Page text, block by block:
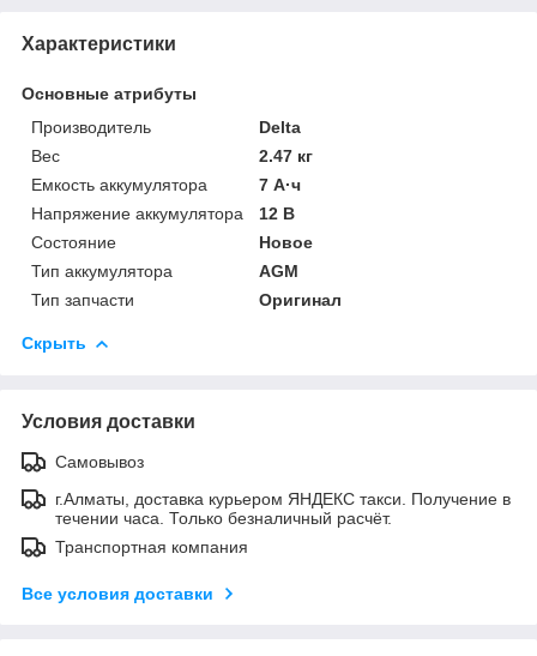
Характеристики
Основные атрибуты
Производитель
Delta
Вес
2.47 кг
Емкость аккумулятора
7 А·ч
Напряжение аккумулятора
12 В
Состояние
Новое
Тип аккумулятора
AGM
Тип запчасти
Оригинал
Скрыть
Условия доставки
Самовывоз
г.Алматы, доставка курьером ЯНДЕКС такси. Получение в
течении часа. Только безналичный расчёт.
Транспортная компания
Все условия доставки